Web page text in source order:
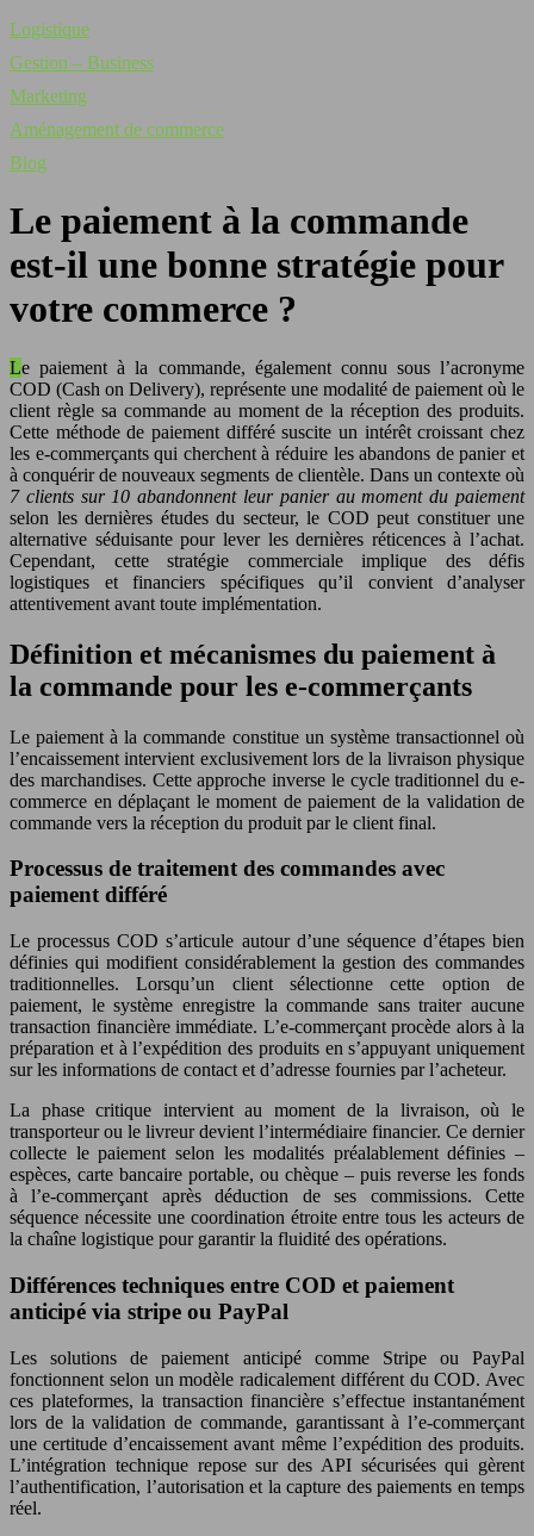
Logistique
Gestion – Business
Marketing
Aménagement de commerce
Blog
Le paiement à la commande
est-il une bonne stratégie pour
votre commerce ?
Le paiement à la commande, également connu sous l’acronyme
COD (Cash on Delivery), représente une modalité de paiement où le
client règle sa commande au moment de la réception des produits.
Cette méthode de paiement différé suscite un intérêt croissant chez
les e-commerçants qui cherchent à réduire les abandons de panier et
à conquérir de nouveaux segments de clientèle. Dans un contexte où
7 clients sur 10 abandonnent leur panier au moment du paiement
selon les dernières études du secteur, le COD peut constituer une
alternative séduisante pour lever les dernières réticences à l’achat.
Cependant, cette stratégie commerciale implique des défis
logistiques et financiers spécifiques qu’il convient d’analyser
attentivement avant toute implémentation.
Définition et mécanismes du paiement à
la commande pour les e-commerçants
Le paiement à la commande constitue un système transactionnel où
l’encaissement intervient exclusivement lors de la livraison physique
des marchandises. Cette approche inverse le cycle traditionnel du e-
commerce en déplaçant le moment de paiement de la validation de
commande vers la réception du produit par le client final.
Processus de traitement des commandes avec
paiement différé
Le processus COD s’articule autour d’une séquence d’étapes bien
définies qui modifient considérablement la gestion des commandes
traditionnelles. Lorsqu’un client sélectionne cette option de
paiement, le système enregistre la commande sans traiter aucune
transaction financière immédiate. L’e-commerçant procède alors à la
préparation et à l’expédition des produits en s’appuyant uniquement
sur les informations de contact et d’adresse fournies par l’acheteur.
La phase critique intervient au moment de la livraison, où le
transporteur ou le livreur devient l’intermédiaire financier. Ce dernier
collecte le paiement selon les modalités préalablement définies –
espèces, carte bancaire portable, ou chèque – puis reverse les fonds
à l’e-commerçant après déduction de ses commissions. Cette
séquence nécessite une coordination étroite entre tous les acteurs de
la chaîne logistique pour garantir la fluidité des opérations.
Différences techniques entre COD et paiement
anticipé via stripe ou PayPal
Les solutions de paiement anticipé comme Stripe ou PayPal
fonctionnent selon un modèle radicalement différent du COD. Avec
ces plateformes, la transaction financière s’effectue instantanément
lors de la validation de commande, garantissant à l’e-commerçant
une certitude d’encaissement avant même l’expédition des produits.
L’intégration technique repose sur des API sécurisées qui gèrent
l’authentification, l’autorisation et la capture des paiements en temps
réel.